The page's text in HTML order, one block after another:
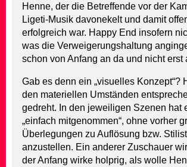
Henne, der die Betreffende vor der
Ligeti-Musik davonekelt und damit
erfolgreich war. Happy End insofern
was die Verweigerungshaltung
schon von Anfang an da und nicht erst
Gab es denn ein „visuelles Konzept“?
den materiellen Umständen
gedreht. In den jeweiligen Szenen hat
„einfach mitgenommen“, ohne vorher
Überlegungen zu Auflösung bzw.
anzustellen. Ein anderer Zuschauer
der Anfang wirke holprig, als wolle